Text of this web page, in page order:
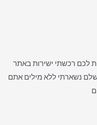
לכם רכשתי ישירות באתר
נשארתי ללא מילים אתם